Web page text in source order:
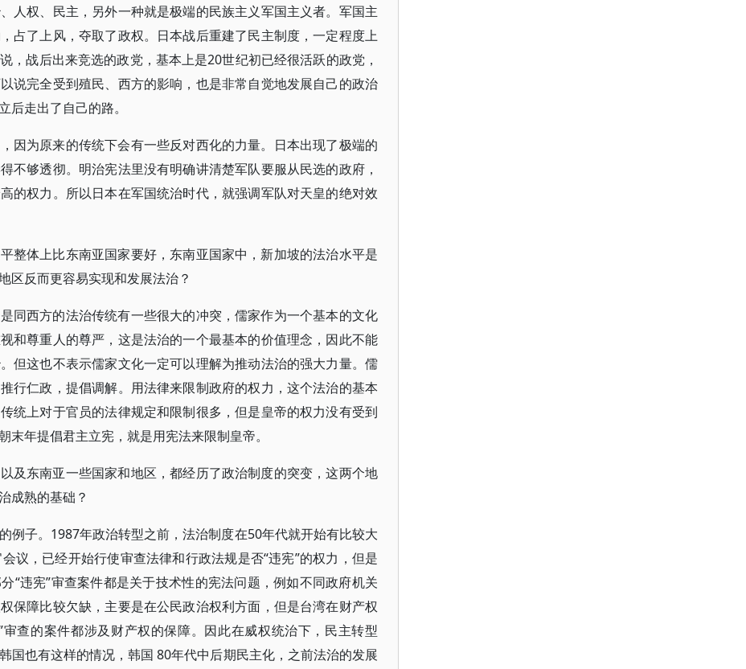
人权、民主，另外一种就是极端的民族主义军国主义者。军国主
占了上风，夺取了政权。日本战后重建了民主制度，一定程度上
，战后出来竞选的政党，基本上是20世纪初已经很活跃的政党，
说完全受到殖民、西方的影响，也是非常自觉地发展自己的政治
走出了自己的路。
因为原来的传统下会有一些反对西化的力量。日本出现了极端的
不够透彻。明治宪法里没有明确讲清楚军队要服从民选的政府，
的权力。所以日本在军国统治时代，就强调军队对天皇的绝对效
整体上比东南亚国家要好，东南亚国家中，新加坡的法治水平是
区反而更容易实现和发展法治？
同西方的法治传统有一些很大的冲突，儒家作为一个基本的文化
和尊重人的尊严，这是法治的一个最基本的价值理念，因此不能
但这也不表示儒家文化一定可以理解为推动法治的强大力量。儒
行仁政，提倡调解。用法律来限制政府的权力，这个法治的基本
统上对于官员的法律规定和限制很多，但是皇帝的权力没有受到
年提倡君主立宪，就是用宪法来限制皇帝。
及东南亚一些国家和地区，都经历了政治制度的突变，这两个地
成熟的基础？
例子。1987年政治转型之前，法治制度在50年代就开始有比较大
议，已经开始行使审查法律和行政法规是否“违宪”的权力，但是
“违宪”审查案件都是关于技术性的宪法问题，例如不同政府机关
保障比较欠缺，主要是在公民政治权利方面，但是台湾在财产权
查的案件都涉及财产权的保障。因此在威权统治下，民主转型
国也有这样的情况，韩国 80年代中后期民主化，之前法治的发展